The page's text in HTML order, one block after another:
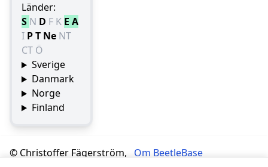
Länder:
S N D F K E A
I PT Ne NT
CT Ö
Sverige
Danmark
Norge
Finland
© Christoffer Fägerström,
Om BeetleBase